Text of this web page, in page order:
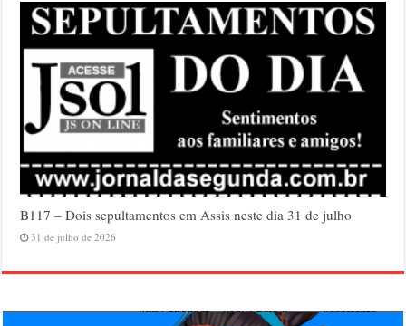
B117 – Dois sepultamentos em Assis neste dia 31 de julho
31 de julho de 2026